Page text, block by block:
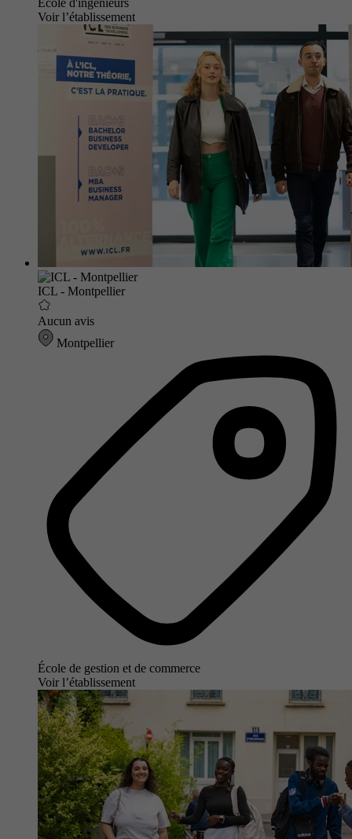
Voir l’établissement
ICL - Montpellier
Aucun avis
Montpellier
École de gestion et de commerce
Voir l’établissement